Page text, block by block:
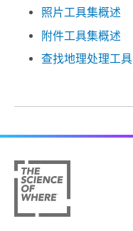
照片工具集概述
附件工具集概述
查找地理处理工具